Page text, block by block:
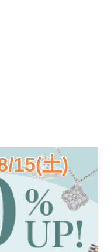
15(土)